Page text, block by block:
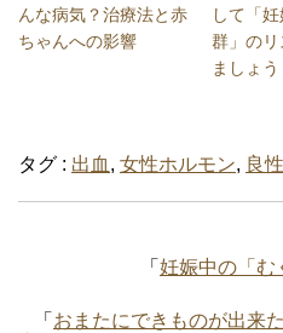
んな病気？治療法と赤
ちゃんへの影響
して「
群」のリ
ましょう
タグ : 出血 , 女性ホルモン, 良
「 妊娠中の「む
「 おまたにできものが出来